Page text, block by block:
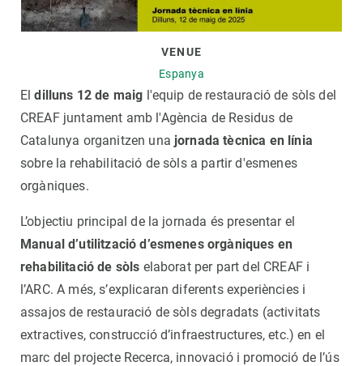
VENUE
Espanya
Eldilluns 12 de maig l'equip de restauració de sòls del
CREAF juntament amb l'Agència de Residus de
Catalunya organitzen una jornada tècnica en línia
sobre la rehabilitació de sòls a partir d'esmenes
orgàniques.
L’objectiu principal de la jornada és presentar el
Manual d’utilització d’esmenes orgàniques en
rehabilitació de sòls elaborat per part del CREAF i
l’ARC. A més, s’explicaran diferents experiències i
assajos de restauració de sòls degradats (activitats
extractives, construcció d’infraestructures, etc.) en el
marc del projecte Recerca, innovació i promoció de l’ús